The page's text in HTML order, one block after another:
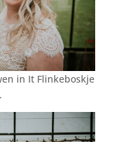
in It Flinkeboskje